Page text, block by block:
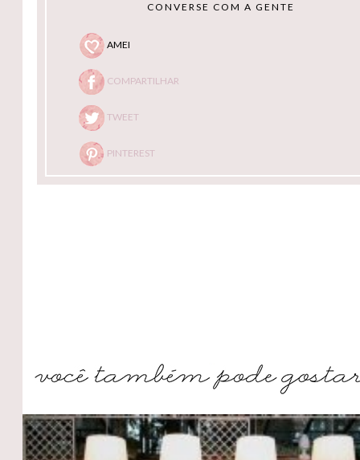
CONVERSE COM A GENTE
AMEI
COMPARTILHAR
TWEET
PINTEREST